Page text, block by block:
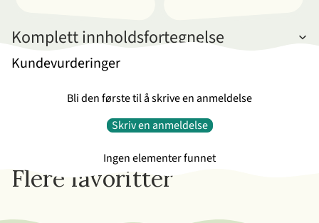
Komplett innholdsfortegnelse
Kundevurderinger
Bli den første til å skrive en anmeldelse
Skriv en anmeldelse
Ingen elementer funnet
Flere favoritter